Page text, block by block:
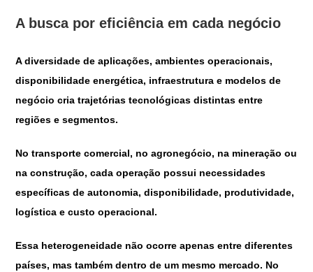
A busca por eficiência em cada negócio
A diversidade de aplicações, ambientes operacionais,
disponibilidade energética, infraestrutura e modelos de
negócio cria trajetórias tecnológicas distintas entre
regiões e segmentos.
No transporte comercial, no agronegócio, na mineração ou
na construção, cada operação possui necessidades
específicas de autonomia, disponibilidade, produtividade,
logística e custo operacional.
Essa heterogeneidade não ocorre apenas entre diferentes
países, mas também dentro de um mesmo mercado. No